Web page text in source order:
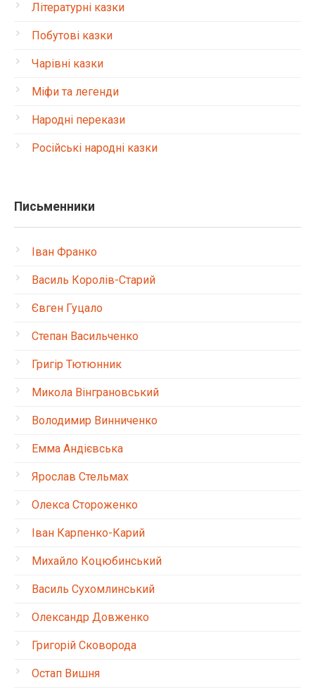
Літературні казки
Побутові казки
Чарівні казки
Міфи та легенди
Народні перекази
Російські народні казки
Письменники
Іван Франко
Василь Королів-Старий
Євген Гуцало
Степан Васильченко
Григір Тютюнник
Микола Вінграновський
Володимир Винниченко
Емма Андієвська
Ярослав Стельмах
Олекса Стороженко
Іван Карпенко-Карий
Михайло Коцюбинський
Василь Сухомлинський
Олександр Довженко
Григорій Сковорода
Остап Вишня